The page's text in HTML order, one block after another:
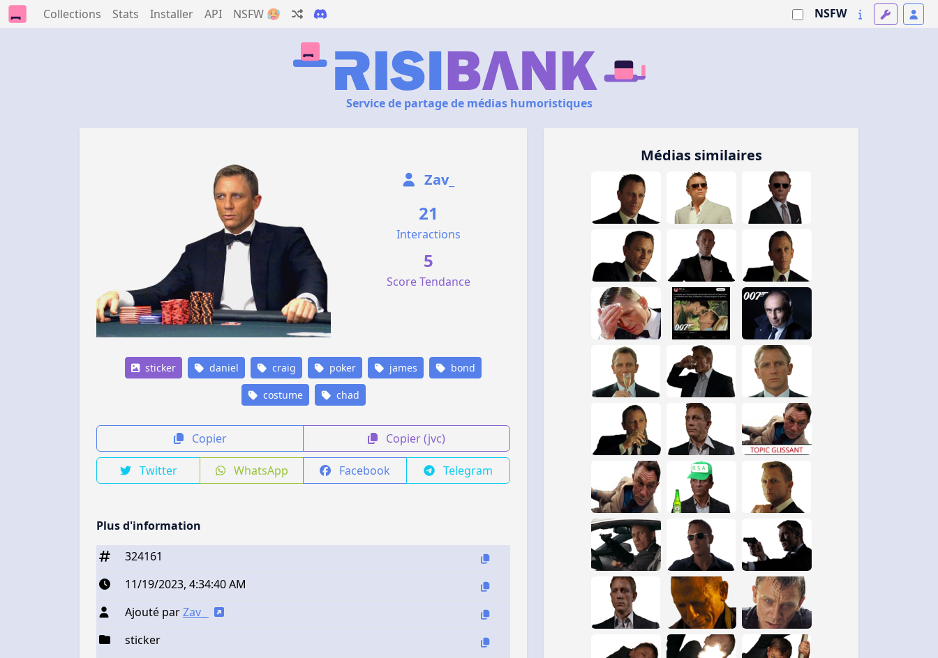
Collections Stats Installer API NSFW 🥵 NSFW
Service de partage de médias humoristiques
Zav_
21
Interactions
5
Score Tendance
sticker daniel craig poker james bond
costume chad
Copier Copier (jvc)
Twitter WhatsApp Facebook Telegram
Plus d'information
324161
11/19/2023, 4:34:40 AM
Ajouté parZav_
sticker
Médias similaires